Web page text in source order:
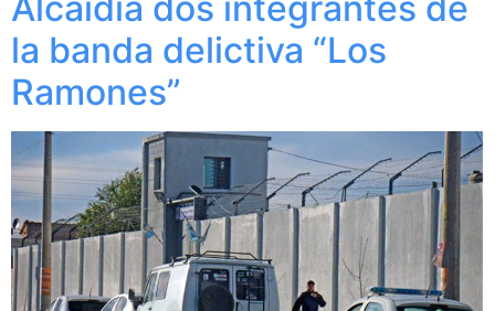
la banda delictiva “Los
Ramones”